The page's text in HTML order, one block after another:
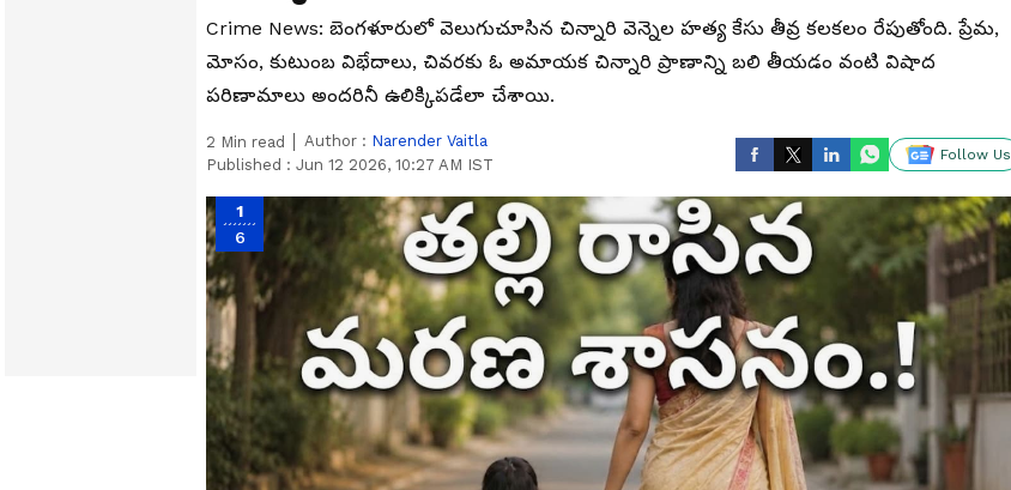
Crime News: బెంగళూరులో వెలుగుచూసిన చిన్నారి వెన్నెల హత్య కేసు తీవ్ర కలకలం రేపుతోంది. ప్రేమ,
మోసం, కుటుంబ విభేదాలు, చివరకు ఓ అమాయక చిన్నారి ప్రాణాన్ని బ‌లి తీయ‌డం వంటి విషాద
పరిణామాలు అంద‌రినీ ఉలిక్కిప‌డేలా చేశాయి.
2 Min read Author : Narender Vaitla
Published : Jun 12 2026, 10:27 AM IST
Follow Us
1
6